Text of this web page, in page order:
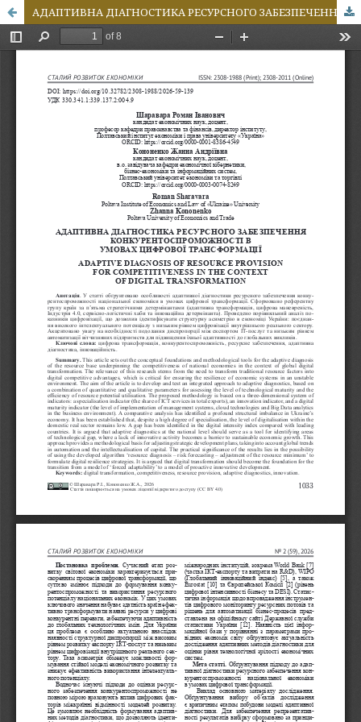
АДАПТИВНА ДІАГНОСТИКА РЕСУРСНОГО ЗАБЕЗПЕЧЕННЯ КОНКУРЕНТОСПРОМОЖНОСТІ В УМОВАХ ЦИФРОВОЇ ТРАНСФОРМАЦІЇ